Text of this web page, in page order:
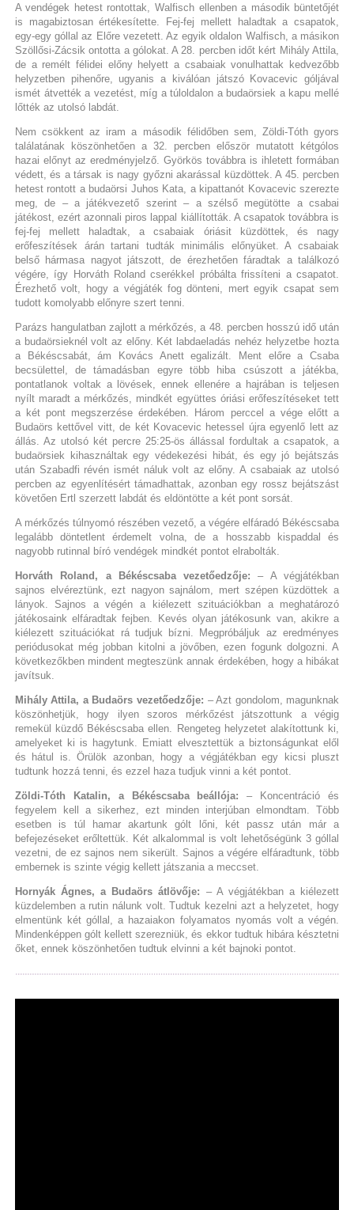
A vendégek hetest rontottak, Walfisch ellenben a második büntetőjét
is magabiztosan értékesítette. Fej-fej mellett haladtak a csapatok,
egy-egy góllal az Előre vezetett. Az egyik oldalon Walfisch, a másikon
Szöllősi-Zácsik ontotta a gólokat. A 28. percben időt kért Mihály Attila,
de a remélt félidei előny helyett a csabaiak vonulhattak kedvezőbb
helyzetben pihenőre, ugyanis a kiválóan játszó Kovacevic góljával
ismét átvették a vezetést, míg a túloldalon a budaörsiek a kapu mellé
lőtték az utolsó labdát.
Nem csökkent az iram a második félidőben sem, Zöldi-Tóth gyors
találatának köszönhetően a 32. percben először mutatott kétgólos
hazai előnyt az eredményjelző. Györkös továbbra is ihletett formában
védett, és a társak is nagy győzni akarással küzdöttek. A 45. percben
hetest rontott a budaörsi Juhos Kata, a kipattanót Kovacevic szerezte
meg, de – a játékvezető szerint – a szélső megütötte a csabai
játékost, ezért azonnali piros lappal kiállították. A csapatok továbbra is
fej-fej mellett haladtak, a csabaiak óriásit küzdöttek, és nagy
erőfeszítések árán tartani tudták minimális előnyüket. A csabaiak
belső hármasa nagyot játszott, de érezhetően fáradtak a találkozó
végére, így Horváth Roland cserékkel próbálta frissíteni a csapatot.
Érezhető volt, hogy a végjáték fog dönteni, mert egyik csapat sem
tudott komolyabb előnyre szert tenni.
Parázs hangulatban zajlott a mérkőzés, a 48. percben hosszú idő után
a budaörsieknél volt az előny. Két labdaeladás nehéz helyzetbe hozta
a Békéscsabát, ám Kovács Anett egalizált. Ment előre a Csaba
becsülettel, de támadásban egyre több hiba csúszott a játékba,
pontatlanok voltak a lövések, ennek ellenére a hajrában is teljesen
nyílt maradt a mérkőzés, mindkét együttes óriási erőfeszítéseket tett
a két pont megszerzése érdekében. Három perccel a vége előtt a
Budaörs kettővel vitt, de két Kovacevic hetessel újra egyenlő lett az
állás. Az utolsó két percre 25:25-ös állással fordultak a csapatok, a
budaörsiek kihasználtak egy védekezési hibát, és egy jó bejátszás
után Szabadfi révén ismét náluk volt az előny. A csabaiak az utolsó
percben az egyenlítésért támadhattak, azonban egy rossz bejátszást
követően Ertl szerzett labdát és eldöntötte a két pont sorsát.
A mérkőzés túlnyomó részében vezető, a végére elfáradó Békéscsaba
legalább döntetlent érdemelt volna, de a hosszabb kispaddal és
nagyobb rutinnal bíró vendégek mindkét pontot elrabolták.
Horváth Roland, a Békéscsaba vezetőedzője: – A végjátékban
sajnos elvéreztünk, ezt nagyon sajnálom, mert szépen küzdöttek a
lányok. Sajnos a végén a kiélezett szituációkban a meghatározó
játékosaink elfáradtak fejben. Kevés olyan játékosunk van, akikre a
kiélezett szituációkat rá tudjuk bízni. Megpróbáljuk az eredményes
periódusokat még jobban kitolni a jövőben, ezen fogunk dolgozni. A
következőkben mindent megteszünk annak érdekében, hogy a hibákat
javítsuk.
Mihály Attila, a Budaörs vezetőedzője: – Azt gondolom, magunknak
köszönhetjük, hogy ilyen szoros mérkőzést játszottunk a végig
remekül küzdő Békéscsaba ellen. Rengeteg helyzetet alakítottunk ki,
amelyeket ki is hagytunk. Emiatt elvesztettük a biztonságunkat elől
és hátul is. Örülök azonban, hogy a végjátékban egy kicsi pluszt
tudtunk hozzá tenni, és ezzel haza tudjuk vinni a két pontot.
Zöldi-Tóth Katalin, a Békéscsaba beállója: – Koncentráció és
fegyelem kell a sikerhez, ezt minden interjúban elmondtam. Több
esetben is túl hamar akartunk gólt lőni, két passz után már a
befejezéseket erőltettük. Két alkalommal is volt lehetőségünk 3 góllal
vezetni, de ez sajnos nem sikerült. Sajnos a végére elfáradtunk, több
embernek is szinte végig kellett játszania a meccset.
Hornyák Ágnes, a Budaörs átlövője: – A végjátékban a kiélezett
küzdelemben a rutin nálunk volt. Tudtuk kezelni azt a helyzetet, hogy
elmentünk két góllal, a hazaiakon folyamatos nyomás volt a végén.
Mindenképpen gólt kellett szerezniük, és ekkor tudtuk hibára késztetni
őket, ennek köszönhetően tudtuk elvinni a két bajnoki pontot.